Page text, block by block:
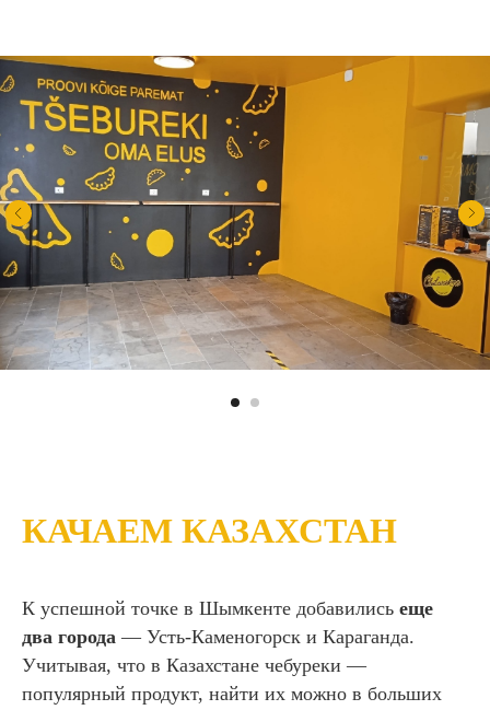
КАЧАЕМ КАЗАХСТАН
К успешной точке в Шымкенте добавились еще
два города — Усть-Каменогорск и Караганда.
Учитывая, что в Казахстане чебуреки —
популярный продукт, найти их можно в больших